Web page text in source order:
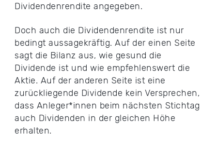
Dividendenrendite angegeben.
Doch auch die Dividendenrendite ist nur
bedingt aussagekräftig. Auf der einen Seite
sagt die Bilanz aus, wie gesund die
Dividende ist und wie empfehlenswert die
Aktie. Auf der anderen Seite ist eine
zurückliegende Dividende kein Versprechen,
dass Anleger*innen beim nächsten Stichtag
auch Dividenden in der gleichen Höhe
erhalten.